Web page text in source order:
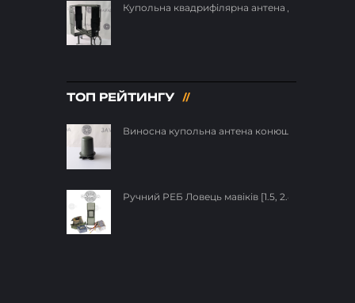
Купольна квадрифілярна антена для РЕБ 140-
ТОП РЕЙТИНГУ
Виносна купольна антена конюшина для РЕБ
Ручний РЕБ Ловець мавіків [1.5, 2.4, 5.8 ГГц]